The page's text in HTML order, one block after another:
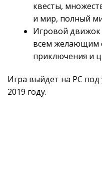
квесты,
и мир, полный
Игровой движок
всем желающим
приключения и
Игра выйдет на PC
2019 году.